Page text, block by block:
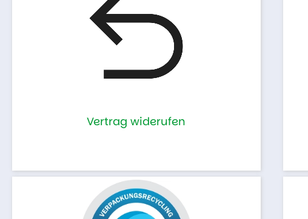
Vertrag widerufen